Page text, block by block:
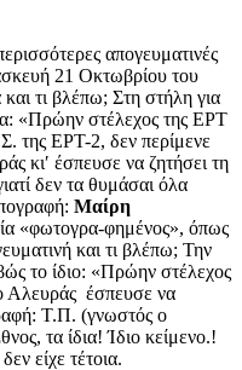
απογευματινές
21 Οκτωβρίου του
τι βλέπω; Στη στήλη για
«Πρώην στέλεχος της ΕΡΤ
της ΕΡΤ-2, δεν περίμενε
κι′ έσπευσε να ζητήσει τη
δεν τα θυμάσαι όλα
Μαίρη
«φωτογρα-φημένος», όπως
και τι βλέπω; Την
το ίδιο: «Πρώην στέλεχος
Αλευράς έσπευσε να
Τ.Π. (γνωστός ο
τα ίδια! Ίδιο κείμενο.!
είχε τέτοια.